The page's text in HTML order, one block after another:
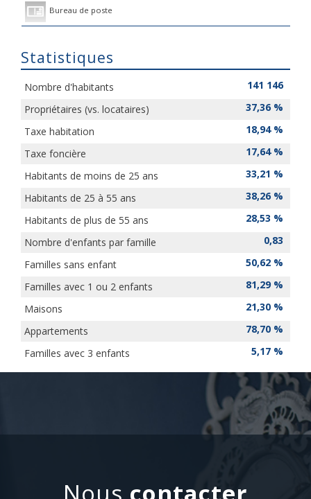
Bureau de poste
Statistiques
Nombre d'habitants
141 146
Propriétaires (vs. locataires)
37,36 %
Taxe habitation
18,94 %
Taxe foncière
17,64 %
Habitants de moins de 25 ans
33,21 %
Habitants de 25 à 55 ans
38,26 %
Habitants de plus de 55 ans
28,53 %
Nombre d'enfants par famille
0,83
Familles sans enfant
50,62 %
Familles avec 1 ou 2 enfants
81,29 %
Maisons
21,30 %
Appartements
78,70 %
Familles avec 3 enfants
5,17 %